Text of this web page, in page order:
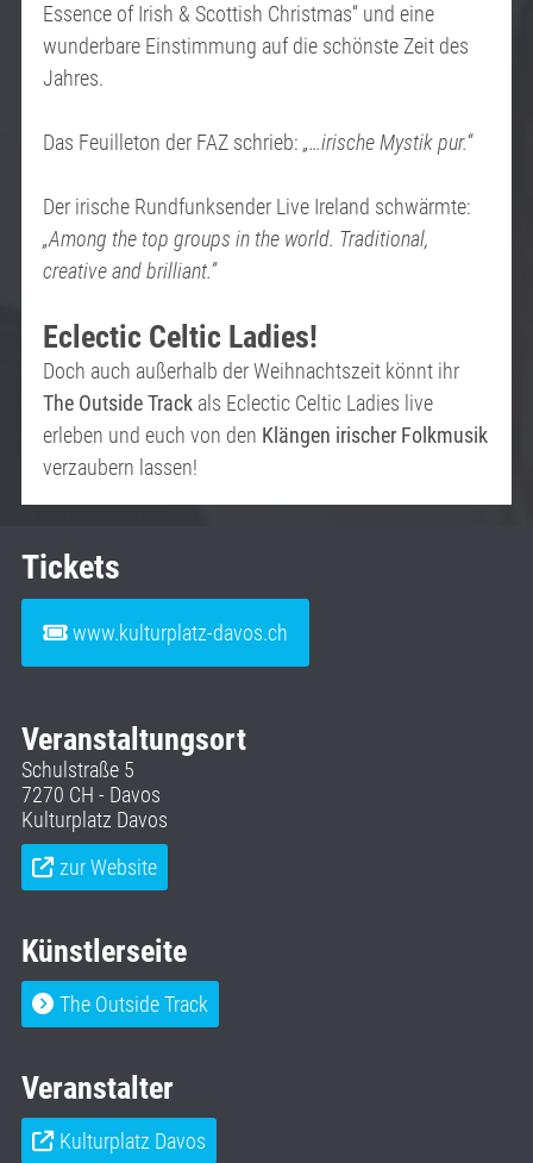
Essence of Irish & Scottish Christmas“ und eine
wunderbare Einstimmung auf die schönste Zeit des
Jahres.
Das Feuilleton der FAZ schrieb: „…irische Mystik pur.“
Der irische Rundfunksender Live Ireland schwärmte:
„Among the top groups in the world. Traditional,
creative and brilliant.”
Eclectic Celtic Ladies!
Doch auch außerhalb der Weihnachtszeit könnt ihr
The Outside Track als Eclectic Celtic Ladies live
erleben und euch von den Klängen irischer Folkmusik
verzaubern lassen!
Tickets
www.kulturplatz-davos.ch
Veranstaltungsort
Schulstraße 5
7270 CH - Davos
Kulturplatz Davos
zur Website
Künstlerseite
The Outside Track
Veranstalter
Kulturplatz Davos